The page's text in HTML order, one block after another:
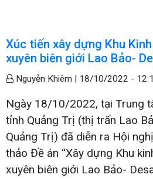
Xúc tiến xây dựng Khu
xuyên biên giới Lao Bảo-
Nguyễn Khiêm | 18/10/2022 -
Ngày 18/10/2022, tại Trung
tỉnh Quảng Trị (thị trấn Lao
Quảng Trị) đã diễn ra Hội
thảo Đề án “Xây dựng Khu
xuyên biên giới Lao Bảo-